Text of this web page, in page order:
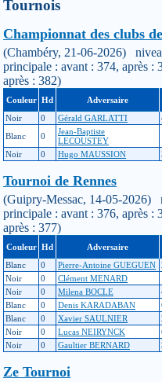
Tournois
Championnat des clubs
(Chambéry, 21-06-2026)
principale : avant : 374, après :
après : 382)
Couleur Hd Adversaire
Noir
0 Gérald GARLATTI
Blanc
0
Jean-Baptiste
LECOUSTEY
Noir
0 Hugo MAUSSION
Tournoi de Rennes
(Guipry-Messac, 14-05-2026)
principale : avant : 376, après :
après : 377)
Couleur Hd Adversaire
Blanc
0 Pierre-Antoine GUEGUEN
Noir
0 Clément MENARD
Noir
0 Milena BOCLE
Blanc
0 Denis KARADABAN
Blanc
0 Xavier SAULNIER
Noir
0 Lucas NEIRYNCK
Noir
0 Gaultier BERNARD
Ze Tournoi